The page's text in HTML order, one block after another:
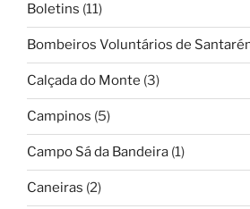
Boletins (11)
Bombeiros Voluntários de
Calçada do Monte (3)
Campinos (5)
Campo Sá da Bandeira (1)
Caneiras (2)